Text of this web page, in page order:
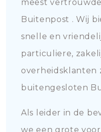
meest
Buitenpost . Wij
snelle en
particuliere,
overheidsklanten
buitengesloten
Als leider in de
we een grote